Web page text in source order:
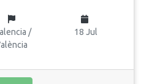
/
18 Jul